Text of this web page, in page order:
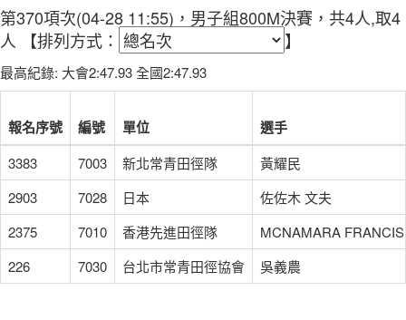
第370項次(04-28 11:55)，男子組800M決賽，共4人,取4
人
【排列方式： 】
最高紀錄: 大會2:47.93 全國2:47.93
報名序號 編號 單位 選手
3383 7003 新北常青田徑隊
黃耀民
2903
7028 日本
佐佐木 文夫
2375
7010 香港先進田徑隊
MCNAMARA
226
7030 台北市常青田徑協會 吳義農